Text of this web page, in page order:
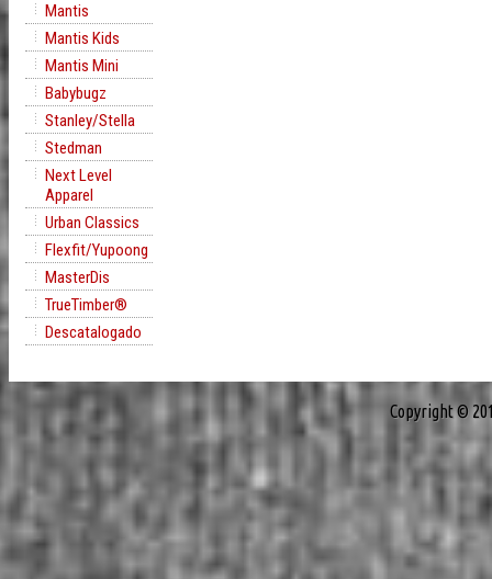
Mantis
Mantis Kids
Mantis Mini
Babybugz
Stanley/Stella
Stedman
Next Level
Apparel
Urban Classics
Flexfit/Yupoong
MasterDis
TrueTimber®
Descatalogado
Copyright ©